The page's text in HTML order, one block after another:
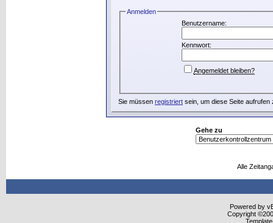
Anmelden
Benutzername:
Kennwort:
Angemeldet bleiben?
Sie müssen registriert sein, um diese Seite aufrufen
Gehe zu
Alle
Powered by
Copyright